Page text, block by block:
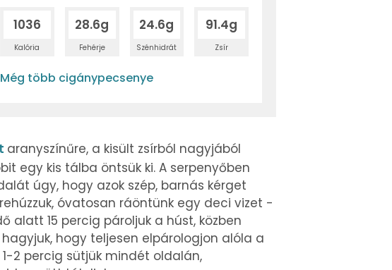
1036
Kalória
28.6g
Fehérje
24.6g
Szénhidrát
91.4g
Zsír
Még több cigánypecsenye
aranyszínűre, a kisült zsírból nagyjából
egy kis tálba öntsük ki. A serpenyőben
úgy, hogy azok szép, barnás kérget
óvatosan ráöntünk egy deci vizet -
alatt 15 percig pároljuk a húst, közben
hogy teljesen elpárologjon alóla a
2 percig sütjük mindét oldalán,